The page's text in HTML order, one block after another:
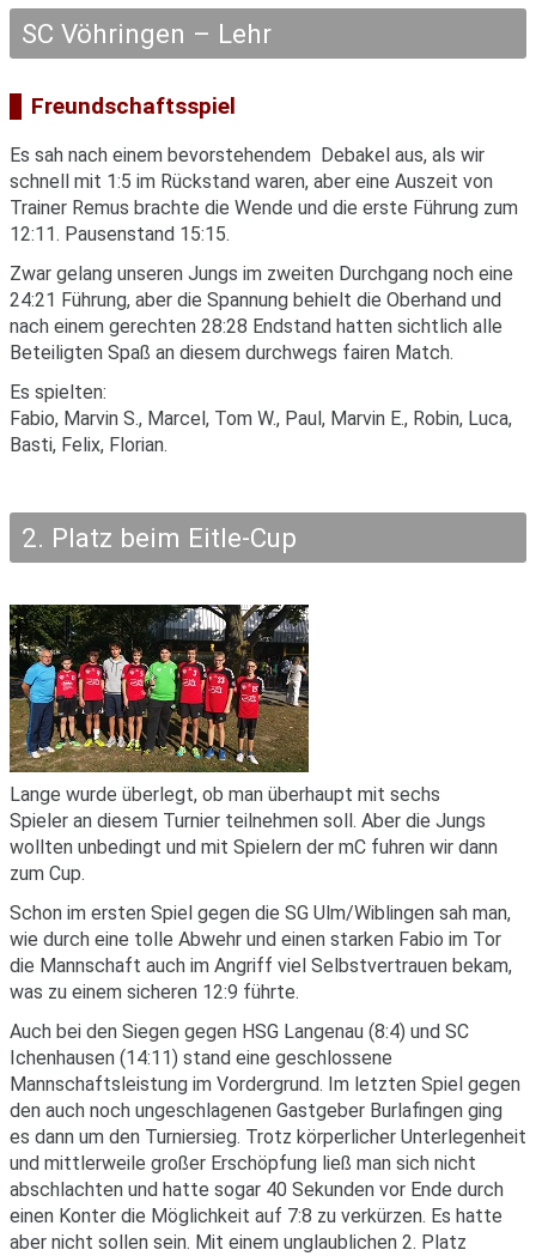
SC Vöhringen – Lehr
Freundschaftsspiel
Es sah nach einem bevorstehendem Debakel aus, als wir
schnell mit 1:5 im Rückstand waren, aber eine Auszeit von
Trainer Remus brachte die Wende und die erste Führung zum
12:11. Pausenstand 15:15.
Zwar gelang unseren Jungs im zweiten Durchgang noch eine
24:21 Führung, aber die Spannung behielt die Oberhand und
nach einem gerechten 28:28 Endstand hatten sichtlich alle
Beteiligten Spaß an diesem durchwegs fairen Match.
Es spielten:
Fabio, Marvin S., Marcel, Tom W., Paul, Marvin E., Robin, Luca,
Basti, Felix, Florian.
2. Platz beim Eitle-Cup
Lange wurde überlegt, ob man überhaupt mit sechs
Spieler an diesem Turnier teilnehmen soll. Aber die Jungs
wollten unbedingt und mit Spielern der mC fuhren wir dann
zum Cup.
Schon im ersten Spiel gegen die SG Ulm/Wiblingen sah man,
wie durch eine tolle Abwehr und einen starken Fabio im Tor
die Mannschaft auch im Angriff viel Selbstvertrauen bekam,
was zu einem sicheren 12:9 führte.
Auch bei den Siegen gegen HSG Langenau (8:4) und SC
Ichenhausen (14:11) stand eine geschlossene
Mannschaftsleistung im Vordergrund. Im letzten Spiel gegen
den auch noch ungeschlagenen Gastgeber Burlafingen ging
es dann um den Turniersieg. Trotz körperlicher Unterlegenheit
und mittlerweile großer Erschöpfung ließ man sich nicht
abschlachten und hatte sogar 40 Sekunden vor Ende durch
einen Konter die Möglichkeit auf 7:8 zu verkürzen. Es hatte
aber nicht sollen sein. Mit einem unglaublichen 2. Platz